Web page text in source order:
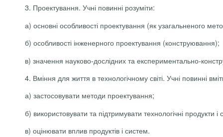
3. Проектування. Учні повинні розуміти:
а) основні особливості проектування (як узагальненого
б) особливості інженерного проектування (конструювання);
в) значення науково-дослідних та експериментально-
4. Вміння для життя в технологічному світі. Учні повинні
а) застосовувати методи проектування;
б) використовувати та підтримувати технологічні продукти і
в) оцінювати вплив продуктів і систем.